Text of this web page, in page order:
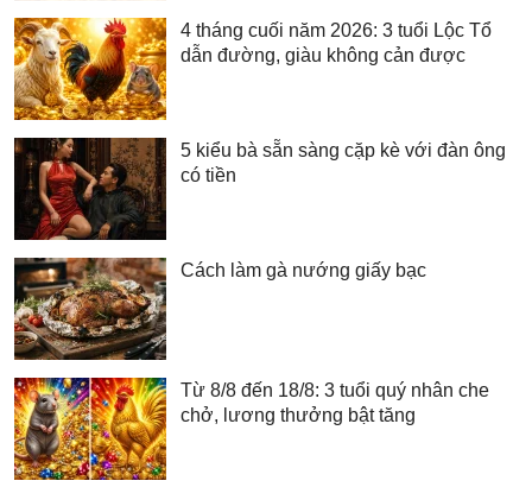
4 tháng cuối năm 2026: 3 tuổi Lộc Tổ
dẫn đường, giàu không cản được
5 kiểu bà sẵn sàng cặp kè với đàn ông
có tiền
Cách làm gà nướng giấy bạc
Từ 8/8 đến 18/8: 3 tuổi quý nhân che
chở, lương thưởng bật tăng